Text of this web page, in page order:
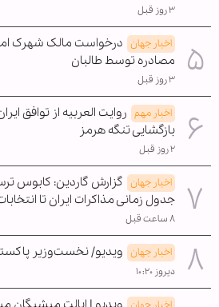
۳ روز قبل
اخبار جهان درخواست مالک شهرک
مصادره توسط طالبان
۳ روز قبل
اخبار مهم روایت العربیه از توافق
بازگشایی تنگه هرمز
۲ روز قبل
اخبار جهان گزارش گاردین: کابوس
جدول زمانی مذاکرات ایران تا
۸ ساعت قبل
اخبار جهان ویدیو/ نخست‌وزیر
دیروز ۱۰:۲۰